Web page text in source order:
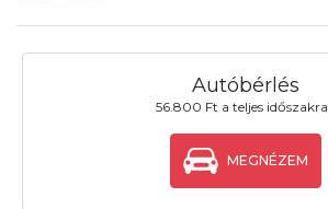
Autóbérlés
56.800 Ft a teljes időszakra
MEGNÉZEM